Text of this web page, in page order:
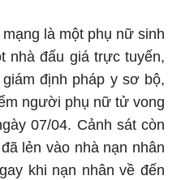
là một phụ nữ sinh
nhà đấu giá trực tuyến,
định pháp y sơ bộ,
người phụ nữ tử vong
07/04. Cảnh sát còn
lẻn vào nhà nạn nhân
khi nạn nhân về đến